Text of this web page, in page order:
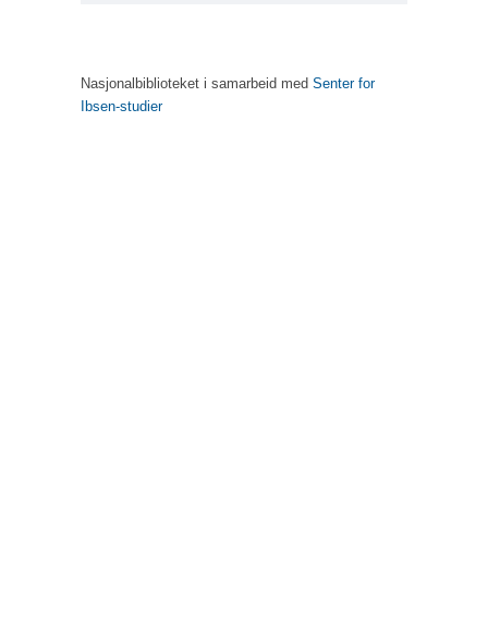
Nasjonalbiblioteket i samarbeid med Senter for
Ibsen-studier